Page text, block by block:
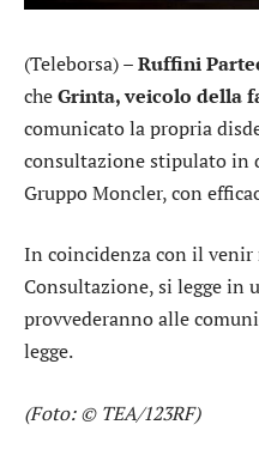
(Teleborsa) –Ruffini
cheGrinta, veicolo della
comunicato la propria
consultazione stipulato in
GruppoMoncler, con
In coincidenza con il venir
Consultazione, si legge in
provvederanno alle
legge.
(Foto: © TEA/123RF)